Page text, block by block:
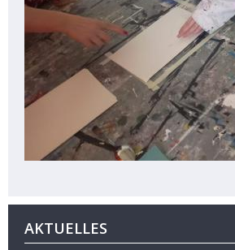
AKTUELLES